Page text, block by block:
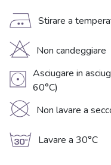
E Stirare a
H Non candeggiare
V Asciugare in
60°C)
K Non lavare a
g Lavare a 30°C